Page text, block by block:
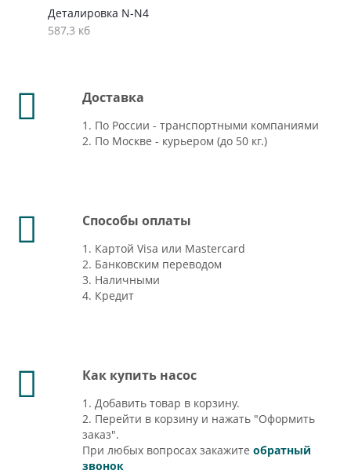
Деталировка N-N4
587,3 кб
Доставка
1. По России - транспортными компаниями
2. По Москве - курьером (до 50 кг.)
Способы оплаты
1. Картой Visa или Mastercard
2. Банковским переводом
3. Наличными
4. Кредит
Как купить насос
1. Добавить товар в корзину.
2. Перейти в корзину и нажать "Оформить
заказ".
При любых вопросах закажите обратный
звонок